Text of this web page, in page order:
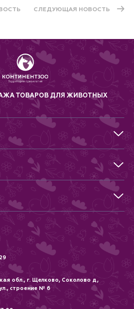
СЛЕДУЮЩАЯ НОВОСТЬ
ТОВАРОВ ДЛЯ ЖИВОТНЫХ
море
обл., г. Щелково, Соколово д,
строение № 6